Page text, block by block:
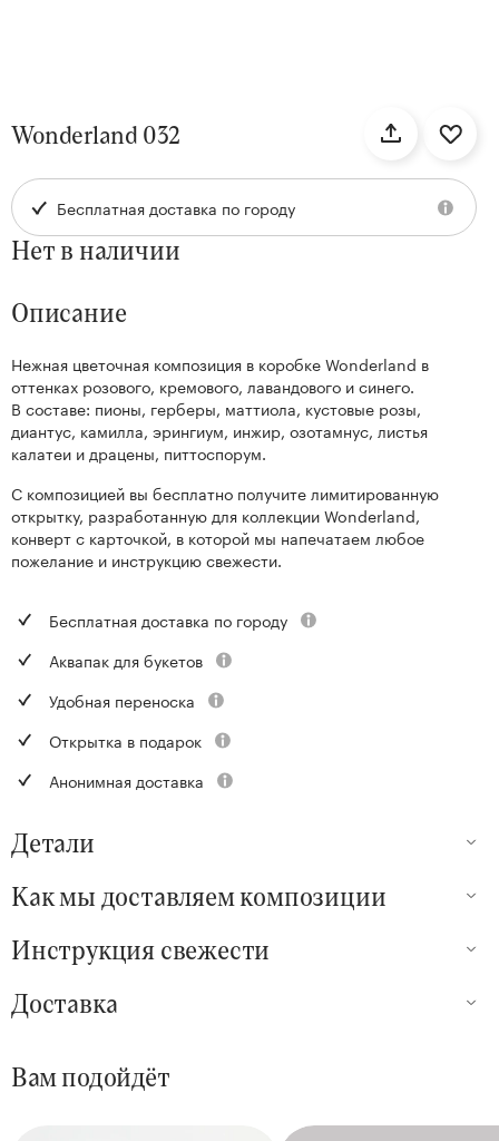
Kenzan
Collection
Wonderland 032
Бесплатная доставка по городу
Нет в наличии
Описание
Нежная цветочная композиция в коробке Wonderland в
оттенках розового, кремового, лавандового и синего.
В составе: пионы, герберы, маттиола, кустовые розы,
диантус, камилла, эрингиум, инжир, озотамнус, листья
калатеи и драцены, питтоспорум.
С композицией вы бесплатно получите лимитированную
открытку, разработанную для коллекции Wonderland,
конверт с карточкой, в которой мы напечатаем любое
пожелание и инструкцию свежести.
Бесплатная доставка по городу
Аквапак для букетов
Удобная переноска
Открытка в подарок
Анонимная доставка
Детали
Как мы доставляем композиции
Инструкция свежести
Доставка
Вам подойдёт